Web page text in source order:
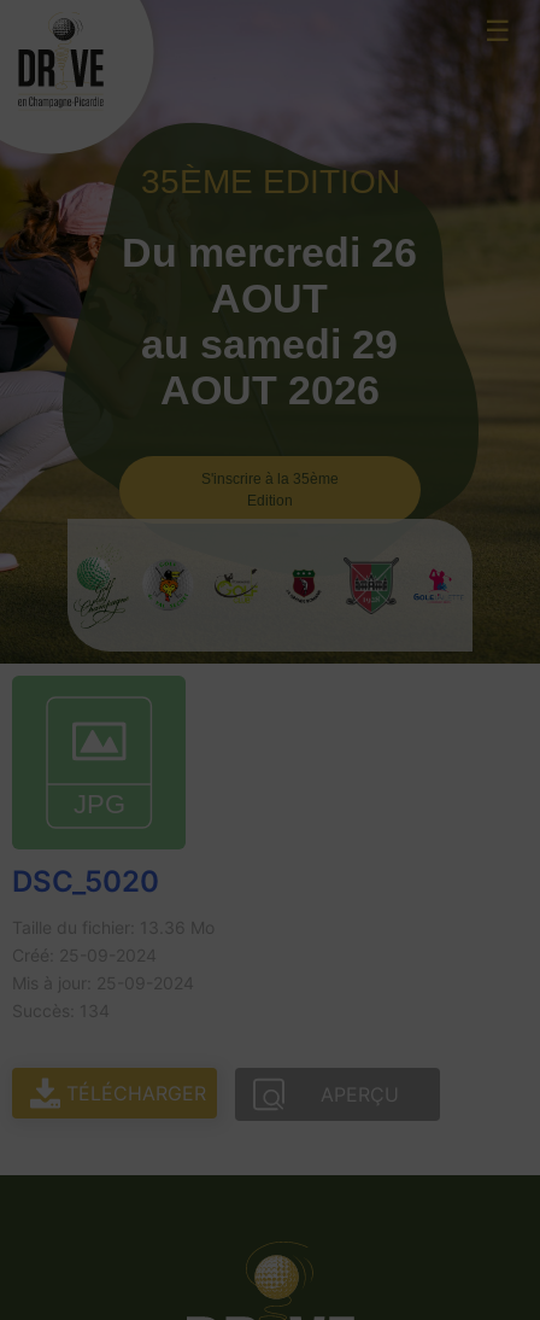
content
☰
35ÈME EDITION
Du mercredi 26
AOUT
au samedi 29
AOUT 2026
S'inscrire à la 35ème
Edition
DSC_5020
TÉLÉCHARGER APERÇU